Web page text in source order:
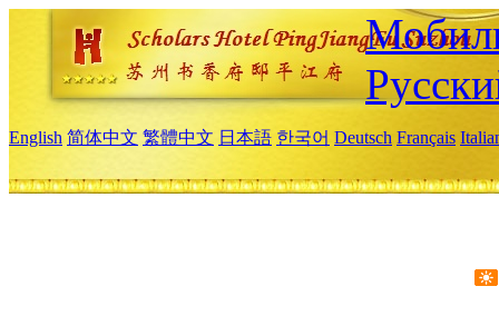
English 简体中文 繁體中文 日本語 한국어 Deutsch Français